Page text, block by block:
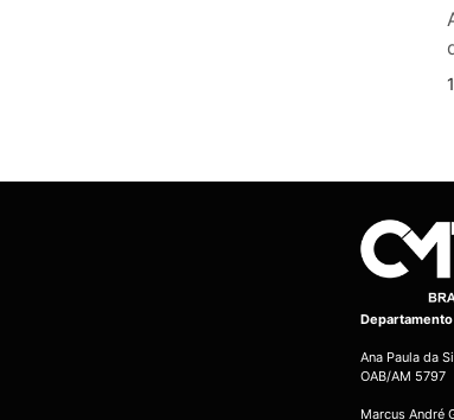
Ana Paula da
OAB/AM 5797
Marcus André